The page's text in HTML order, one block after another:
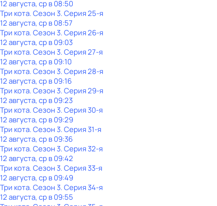
12 августа, ср в 08:50
Три кота. Сезон 3. Серия 25-я
12 августа, ср в 08:57
Три кота. Сезон 3. Серия 26-я
12 августа, ср в 09:03
Три кота. Сезон 3. Серия 27-я
12 августа, ср в 09:10
Три кота. Сезон 3. Серия 28-я
12 августа, ср в 09:16
Три кота. Сезон 3. Серия 29-я
12 августа, ср в 09:23
Три кота. Сезон 3. Серия 30-я
12 августа, ср в 09:29
Три кота. Сезон 3. Серия 31-я
12 августа, ср в 09:36
Три кота. Сезон 3. Серия 32-я
12 августа, ср в 09:42
Три кота. Сезон 3. Серия 33-я
12 августа, ср в 09:49
Три кота. Сезон 3. Серия 34-я
12 августа, ср в 09:55